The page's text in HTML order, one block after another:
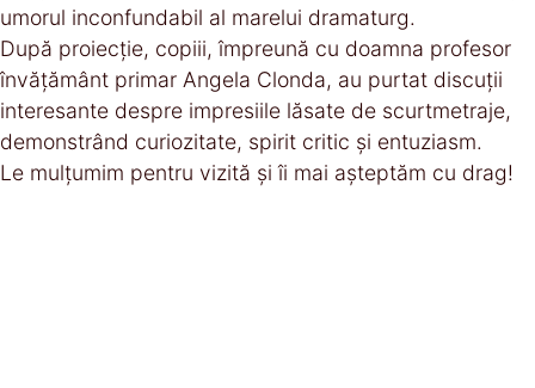
umorul inconfundabil al marelui dramaturg.
După proiecție, copiii, împreună cu doamna profesor
învățământ primar Angela Clonda, au purtat discuții
interesante despre impresiile lăsate de scurtmetraje,
demonstrând curiozitate, spirit critic și entuziasm.
Le mulțumim pentru vizită și îi mai așteptăm cu drag!